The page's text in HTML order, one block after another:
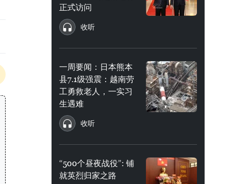
正式访问
收听
一周要闻：日本熊本
县7.1级强震：越南劳
工勇救老人，一实习
生遇难
收听
“500个昼夜战役”: 铺
就英烈归家之路